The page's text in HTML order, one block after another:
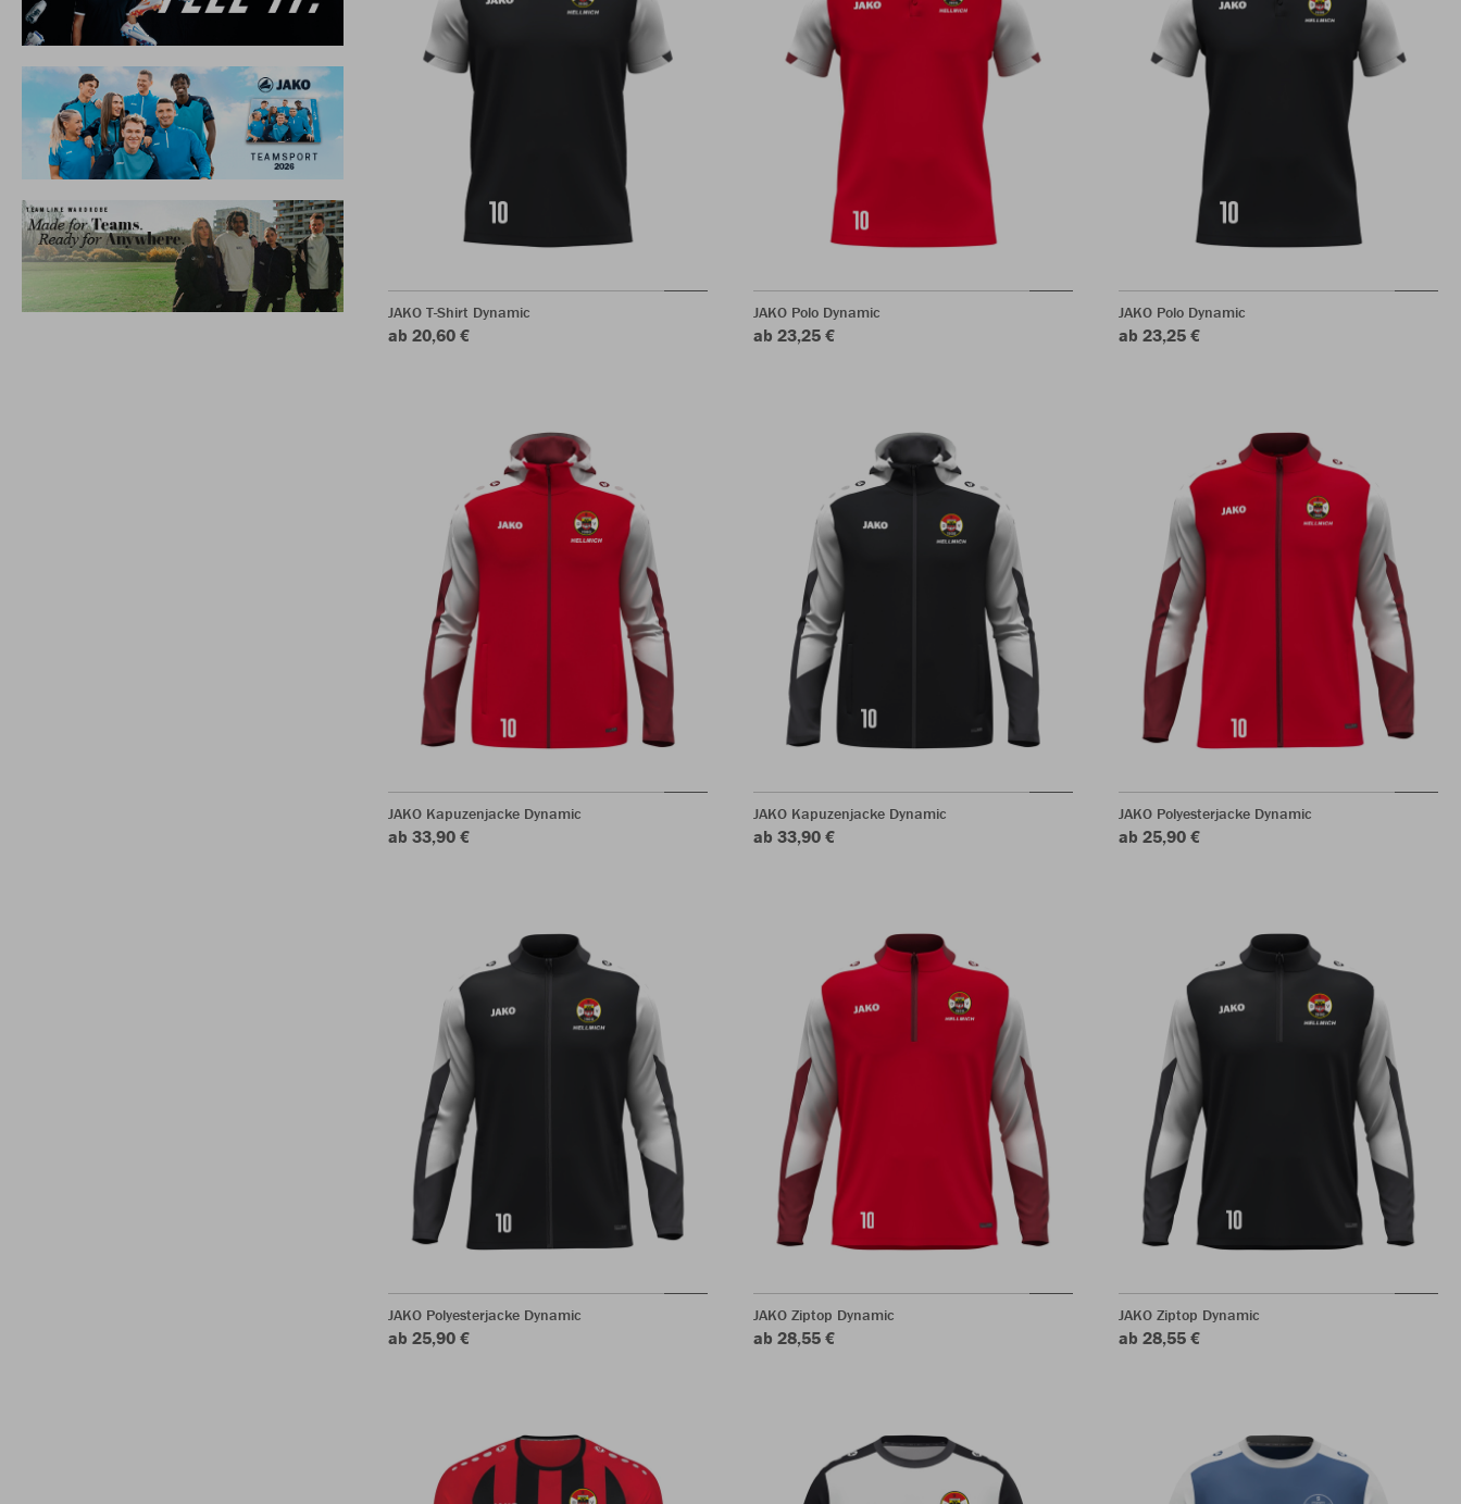
JAKO T-Shirt Dynamic
ab 20,60 €
JAKO Polo Dynamic
ab 23,25 €
JAKO Polo Dynamic
ab 23,25 €
JAKO Kapuzenjacke Dynamic
ab 33,90 €
JAKO Kapuzenjacke Dynamic
ab 33,90 €
JAKO Polyesterjacke Dynamic
ab 25,90 €
JAKO Polyesterjacke Dynamic
ab 25,90 €
JAKO Ziptop Dynamic
ab 28,55 €
JAKO Ziptop Dynamic
ab 28,55 €